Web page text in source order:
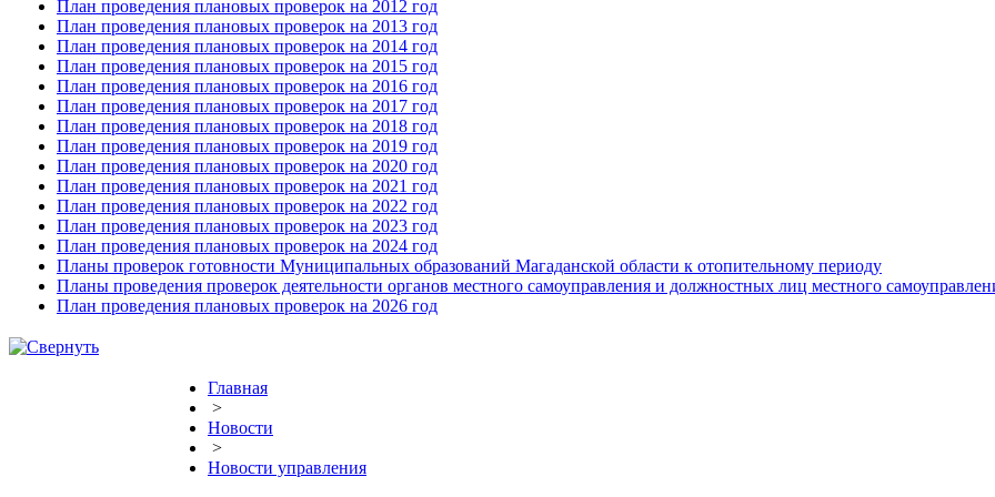
План проведения плановых проверок на 2012 год
План проведения плановых проверок на 2013 год
План проведения плановых проверок на 2014 год
План проведения плановых проверок на 2015 год
План проведения плановых проверок на 2016 год
План проведения плановых проверок на 2017 год
План проведения плановых проверок на 2018 год
План проведения плановых проверок на 2019 год
План проведения плановых проверок на 2020 год
План проведения плановых проверок на 2021 год
План проведения плановых проверок на 2022 год
План проведения плановых проверок на 2023 год
План проведения плановых проверок на 2024 год
Планы проверок готовности Муниципальных образований Магаданской области к отопительному периоду
Планы проведения проверок деятельности органов местного самоуправления и должностных лиц местного
План проведения плановых проверок на 2026 год
Главная
>
Новости
>
Новости управления